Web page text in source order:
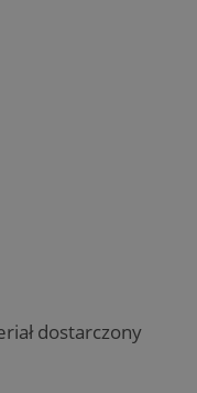
dostarczony